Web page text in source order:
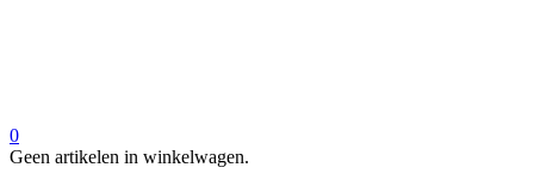
0
Geen artikelen in winkelwagen.